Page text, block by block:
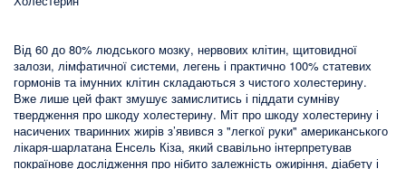
Від 60 до 80% людського мозку, нервових клітин, щитовидної
залози, лімфатичної системи, легень і практично 100% статевих
гормонів та імунних клітин складаються з чистого холестерину.
Вже лише цей факт змушує замислитись і піддати сумніву
твердження про шкоду холестерину. Міт про шкоду холестерину і
насичених тваринних жирів з’явився з "легкої руки" американського
лікаря-шарлатана Енсель Кіза, який свавільно інтерпретував
покраїнове дослідження про нібито залежність ожиріння, діабету і